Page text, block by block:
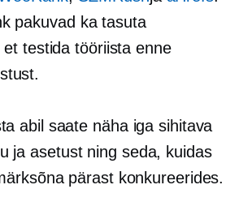
pakuvad ka tasuta
testida tööriista enne
abil saate näha iga sihitava
ja asetust ning seda, kuidas
pärast konkureerides.